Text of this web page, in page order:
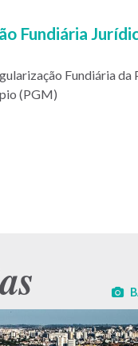
Fundiária
Fundiária
(PGM)